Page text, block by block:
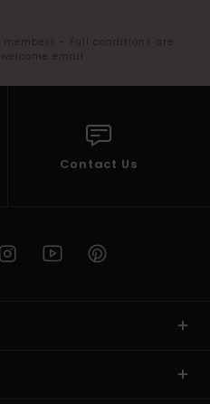
- Full conditions are
email
Contact Us